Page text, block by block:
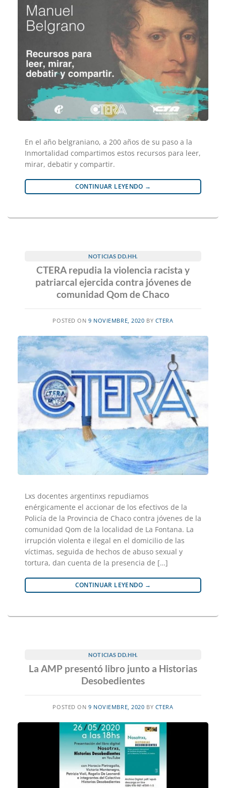
En el año belgraniano, a 200 años de su paso a la
Inmortalidad compartimos estos recursos para leer,
mirar, debatir y compartir.
CONTINUAR LEYENDO →
NOTICIAS DD.HH.
CTERA repudia la violencia racista y
patriarcal ejercida contra jóvenes de
comunidad Qom de Chaco
POSTED ON 9 NOVIEMBRE, 2020 BY CTERA
Lxs docentes argentinxs repudiamos
enérgicamente el accionar de los efectivos de la
Policía de la Provincia de Chaco contra jóvenes de la
comunidad Qom de la localidad de La Fontana. La
irrupción violenta e ilegal en el domicilio de las
víctimas, seguida de hechos de abuso sexual y
tortura, dan cuenta de la presencia de […]
CONTINUAR LEYENDO →
NOTICIAS DD.HH.
La AMP presentó libro junto a Historias
Desobedientes
POSTED ON 9 NOVIEMBRE, 2020 BY CTERA